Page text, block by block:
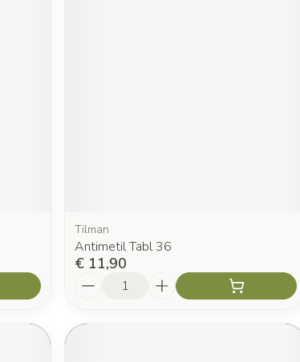
Tilman
Antimetil Tabl 36
€ 11,90